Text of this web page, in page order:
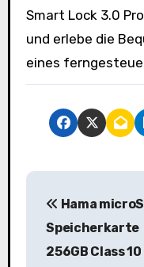
Smart Lock 3.0
und erlebe die
eines
B
Hama
Speicherkarte
256GB Class 10